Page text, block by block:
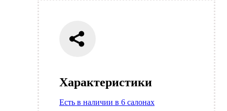
Характеристики
Есть в наличии в 6 салонах